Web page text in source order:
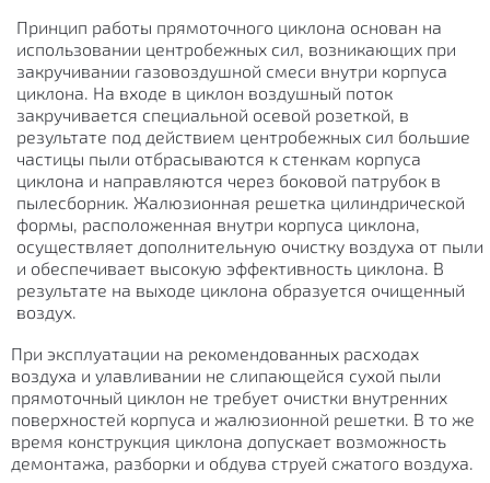
Принцип работы прямоточного циклона основан на
использовании центробежных сил, возникающих при
закручивании газовоздушной смеси внутри корпуса
циклона. На входе в циклон воздушный поток
закручивается специальной осевой розеткой, в
результате под действием центробежных сил большие
частицы пыли отбрасываются к стенкам корпуса
циклона и направляются через боковой патрубок в
пылесборник. Жалюзионная решетка цилиндрической
формы, расположенная внутри корпуса циклона,
осуществляет дополнительную очистку воздуха от пыли
и обеспечивает высокую эффективность циклона. В
результате на выходе циклона образуется очищенный
воздух.
При эксплуатации на рекомендованных расходах
воздуха и улавливании не слипающейся сухой пыли
прямоточный циклон не требует очистки внутренних
поверхностей корпуса и жалюзионной решетки. В то же
время конструкция циклона допускает возможность
демонтажа, разборки и обдува струей сжатого воздуха.